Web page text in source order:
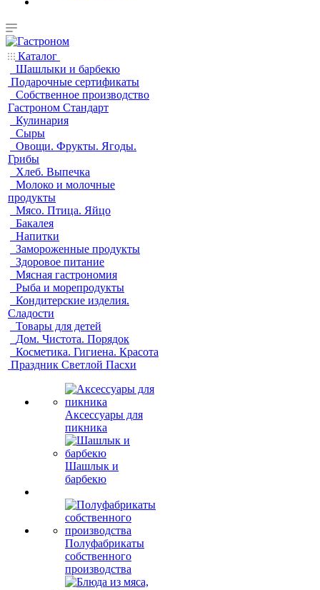
Каталог
Шашлыки и барбекю
Подарочные сертификаты
Собственное производство
Гастроном Стандарт
Кулинария
Сыры
Овощи. Фрукты. Ягоды.
Грибы
Хлеб. Выпечка
Молоко и молочные
продукты
Мясо. Птица. Яйцо
Бакалея
Напитки
Замороженные продукты
Здоровое питание
Мясная гастрономия
Рыба и морепродукты
Кондитерские изделия.
Сладости
Товары для детей
Дом. Чистота. Порядок
Косметика. Гигиена. Красота
Праздник Светлой Пасхи
Аксессуары для
пикника
Шашлык и
барбекю
Полуфабрикаты
собственного
производства